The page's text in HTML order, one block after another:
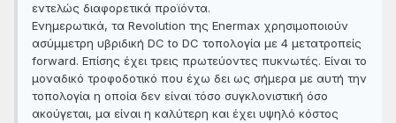
εντελώς διαφορετικά προϊόντα.
Ενημερωτικά, τα Revolution της Enermax χρησιμοποιούν
ασύμμετρη υβριδική DC to DC τοπολογία με 4 μετατροπείς
forward. Επίσης έχει τρεις πρωτεύοντες πυκνωτές. Είναι το
μοναδικό τροφοδοτικό που έχω δει ως σήμερα με αυτή την
τοπολογία η οποία δεν είναι τόσο συγκλονιστική όσο
ακούγεται, μα είναι η καλύτερη και έχει υψηλό κόστος